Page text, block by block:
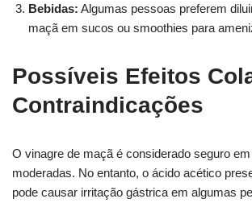
Bebidas: Algumas pessoas preferem
maçã em sucos ou smoothies para
Possíveis Efeitos
Contraindicações
O vinagre de maçã é considerado seguro
moderadas. No entanto, o ácido acético
pode causar irritação gástrica em algumas